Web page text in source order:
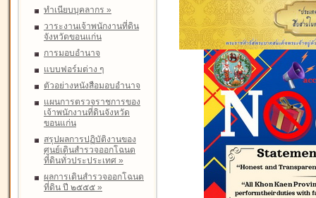
ทำเนียบบุคลากร »
วาระงานเจ้าพนักงานที่ดิน
จังหวัดขอนแก่น
การมอบอำนาจ
แบบฟอร์มต่าง ๆ
ตัวอย่างหนังสือมอบอำนาจ
แผนการตรวจราชการของ
เจ้าพนักงานที่ดินจังหวัด
ขอนแก่น
สรุปผลการปฏิบัติงานของ
ศูนย์เดินสำรวจออกโฉนด
ที่ดินทั่วประประเทศ »
ผลการเดินสำรวจออกโฉนด
ที่ดิน ปี ๒๕๕๕ »